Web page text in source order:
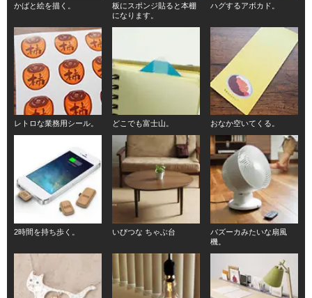
かばと絵を描く。
板にスポンジ貼ると本棚
になります。
ハグするアボカド。
レトロな業務用シール。 どこでも富士山。 おなか空いてくる。
2時間を持ち歩く。 いびつな ちゃぶ台
バズーカみたいな扇風
機。